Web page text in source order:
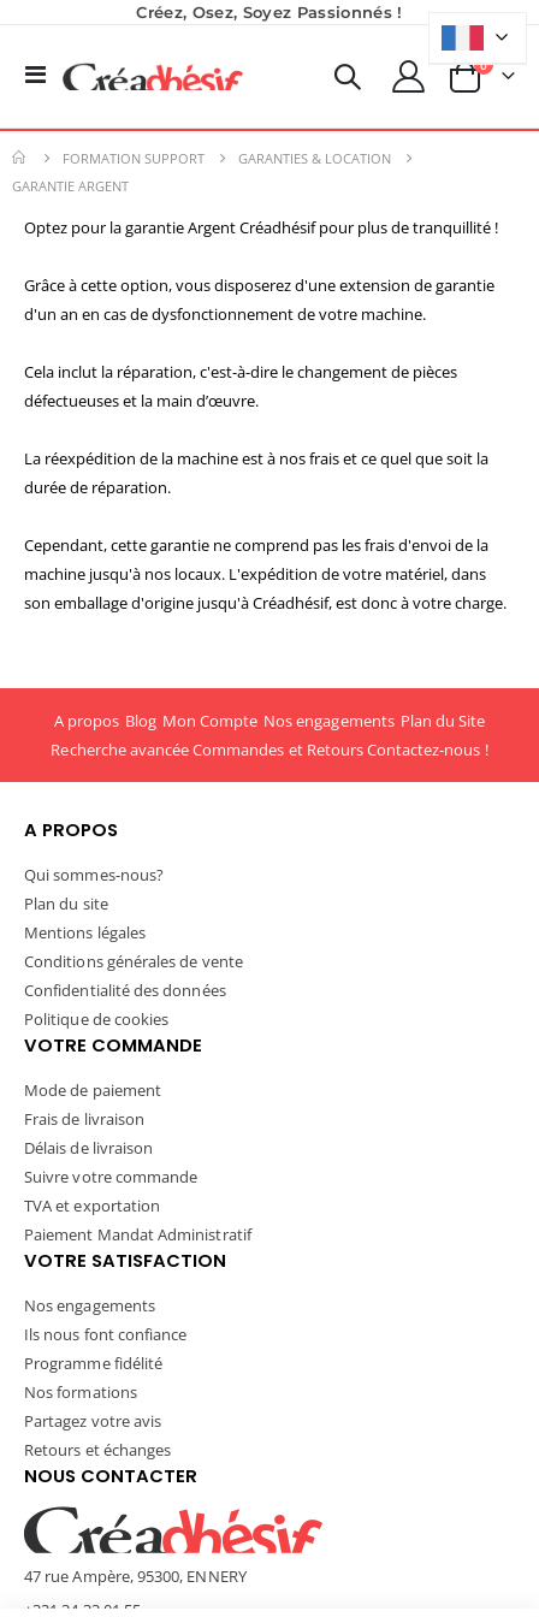
Créez, Osez, Soyez Passionnés !
Basculer
Panier
0produits
FORMATION SUPPORT
GARANTIES & LOCATION
GARANTIE ARGENT
Optez pour la garantie Argent Créadhésif pour plus de tranquillité !
Grâce à cette option, vous disposerez d'une extension de garantie
d'un an en cas de dysfonctionnement de votre machine.
Cela inclut la réparation, c'est-à-dire le changement de pièces
défectueuses et la main d’œuvre.
La réexpédition de la machine est à nos frais et ce quel que soit la
durée de réparation.
Cependant, cette garantie ne comprend pas les frais d'envoi de la
machine jusqu'à nos locaux. L'expédition de votre matériel, dans
son emballage d'origine jusqu'à Créadhésif, est donc à votre charge.
0,00 €
Planche de Transfert DTF UV - Format A3 - 27 x 42 cm
9,50 €
À partir de 6,50 €
Pack 6L Encres pour transfert DTF avec solution de nettoyage
Rating:
0%
289,00 €
40,83 €
Nouveauté ! Tour de rangement pour Flex ou Vinyle - 36 emplacements
59,99 €
A propos Blog Mon Compte Nos engagements Plan du Site
Recherche avancéeCommandes et RetoursContactez-nous !
A PROPOS
Qui sommes-nous?
Plan du site
Mentions légales
Conditions générales de vente
Confidentialité des données
Politique de cookies
VOTRE COMMANDE
Mode de paiement
Frais de livraison
Délais de livraison
Suivre votre commande
TVA et exportation
Paiement Mandat Administratif
VOTRE SATISFACTION
Nos engagements
Ils nous font confiance
Programme fidélité
Nos formations
Partagez votre avis
Retours et échanges
NOUS CONTACTER
47 rue Ampère, 95300, ENNERY
+331 34 33 01 55